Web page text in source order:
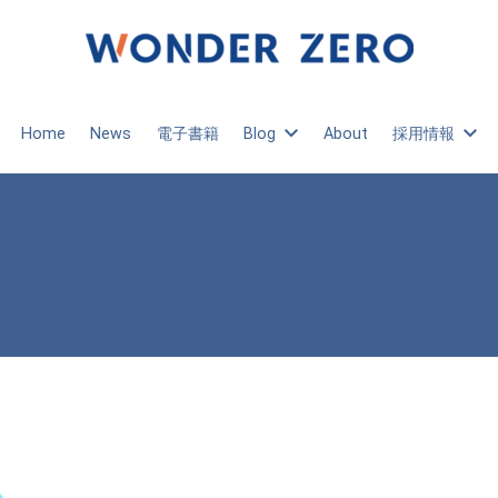
Home News 電子書籍 Blog About 採用情報